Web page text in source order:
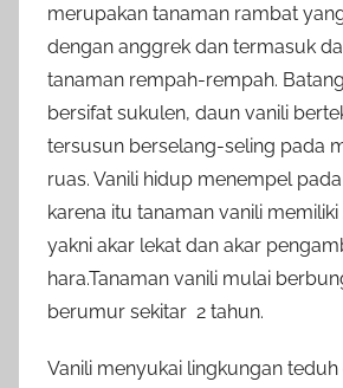
merupakan tanaman rambat
dengan anggrek dan termasuk
tanaman rempah-rempah.
bersifat sukulen, daun vanili
tersusun berselang-seling pada
ruas. Vanili hidup menempel
karena itu tanaman vanili
yakni akar lekat dan akar
hara.Tanaman vanili mulai
berumur sekitar 2 tahun.
Vanili menyukai lingkungan